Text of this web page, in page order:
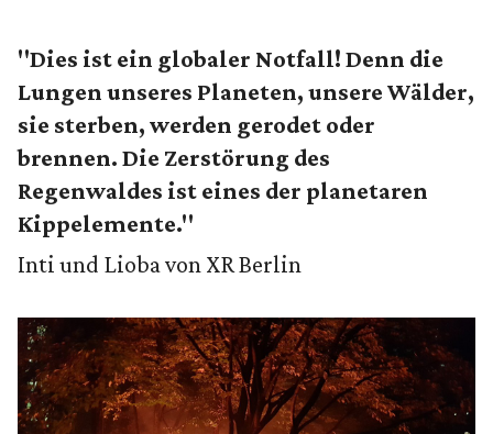
"Dies ist ein globaler Notfall! Denn die
Lungen unseres Planeten, unsere Wälder,
sie sterben, werden gerodet oder
brennen. Die Zerstörung des
Regenwaldes ist eines der planetaren
Kippelemente."
Inti und Lioba von XR Berlin